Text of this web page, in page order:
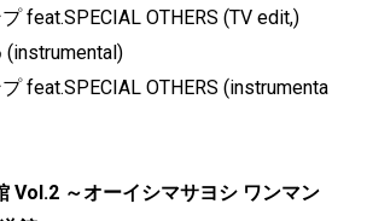
feat.SPECIAL OTHERS (TV edit,)
(instrumental)
feat.SPECIAL OTHERS (instrumenta
Vol.2 ～オーイシマサヨシ ワンマン